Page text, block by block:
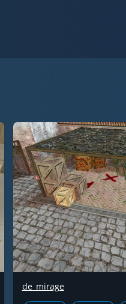
de_mirage